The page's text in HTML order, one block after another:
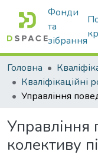
Фонди
та
зібрання
Головна
Управління
колективу